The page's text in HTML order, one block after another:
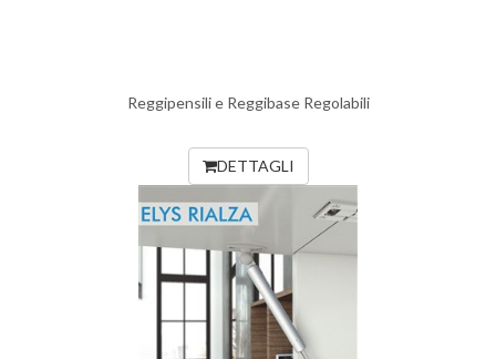
Reggipensili e Reggibase Regolabili
DETTAGLI